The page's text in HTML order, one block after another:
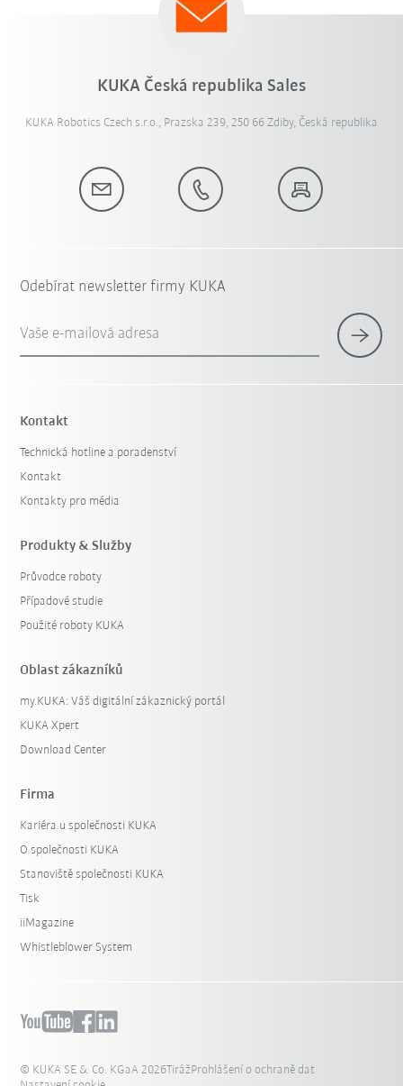
KUKA Česká republika Sales
KUKA Robotics Czech s.r.o., Prazska 239, 250 66 Zdiby, Česká republika
Odebírat newsletter firmy KUKA
Vaše e-mailová adresa
Kontakt
Technická hotline a poradenství
Kontakt
Kontakty pro média
Produkty & Služby
Průvodce roboty
Případové studie
Použité roboty KUKA
Oblast zákazníků
my.KUKA: Váš digitální zákaznický portál
KUKA Xpert
Download Center
Firma
Kariéra u společnosti KUKA
O společnosti KUKA
Stanoviště společnosti KUKA
Tisk
iiMagazine
Whistleblower System
© KUKA SE & Co. KGaA 2026TirážProhlášení o ochraně dat